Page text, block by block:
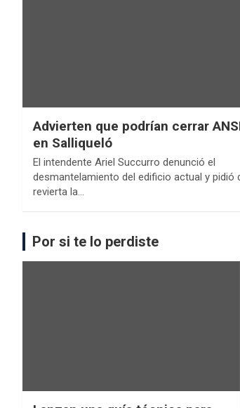
Advierten que podrían cerrar
en Salliqueló
El intendente Ariel Succurro denunció el
desmantelamiento del edificio actual y pidió
revierta la…
Por si te lo perdiste